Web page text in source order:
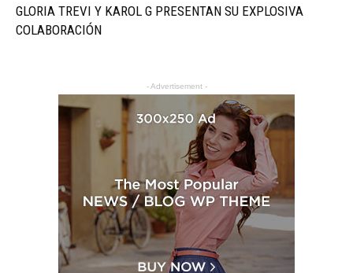
GLORIA TREVI Y KAROL G PRESENTAN SU EXPLOSIVA
COLABORACIÓN
- Advertisement -